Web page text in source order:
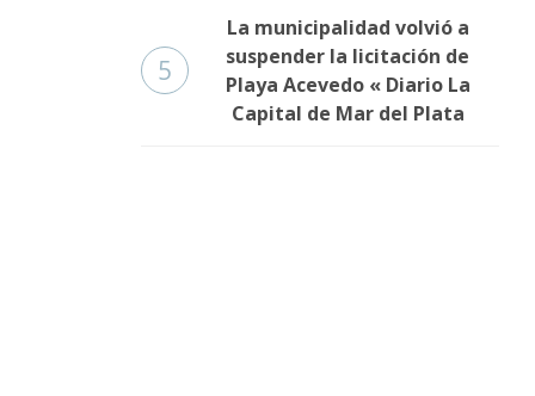
5
La municipalidad volvió a
suspender la licitación de
Playa Acevedo « Diario La
Capital de Mar del Plata